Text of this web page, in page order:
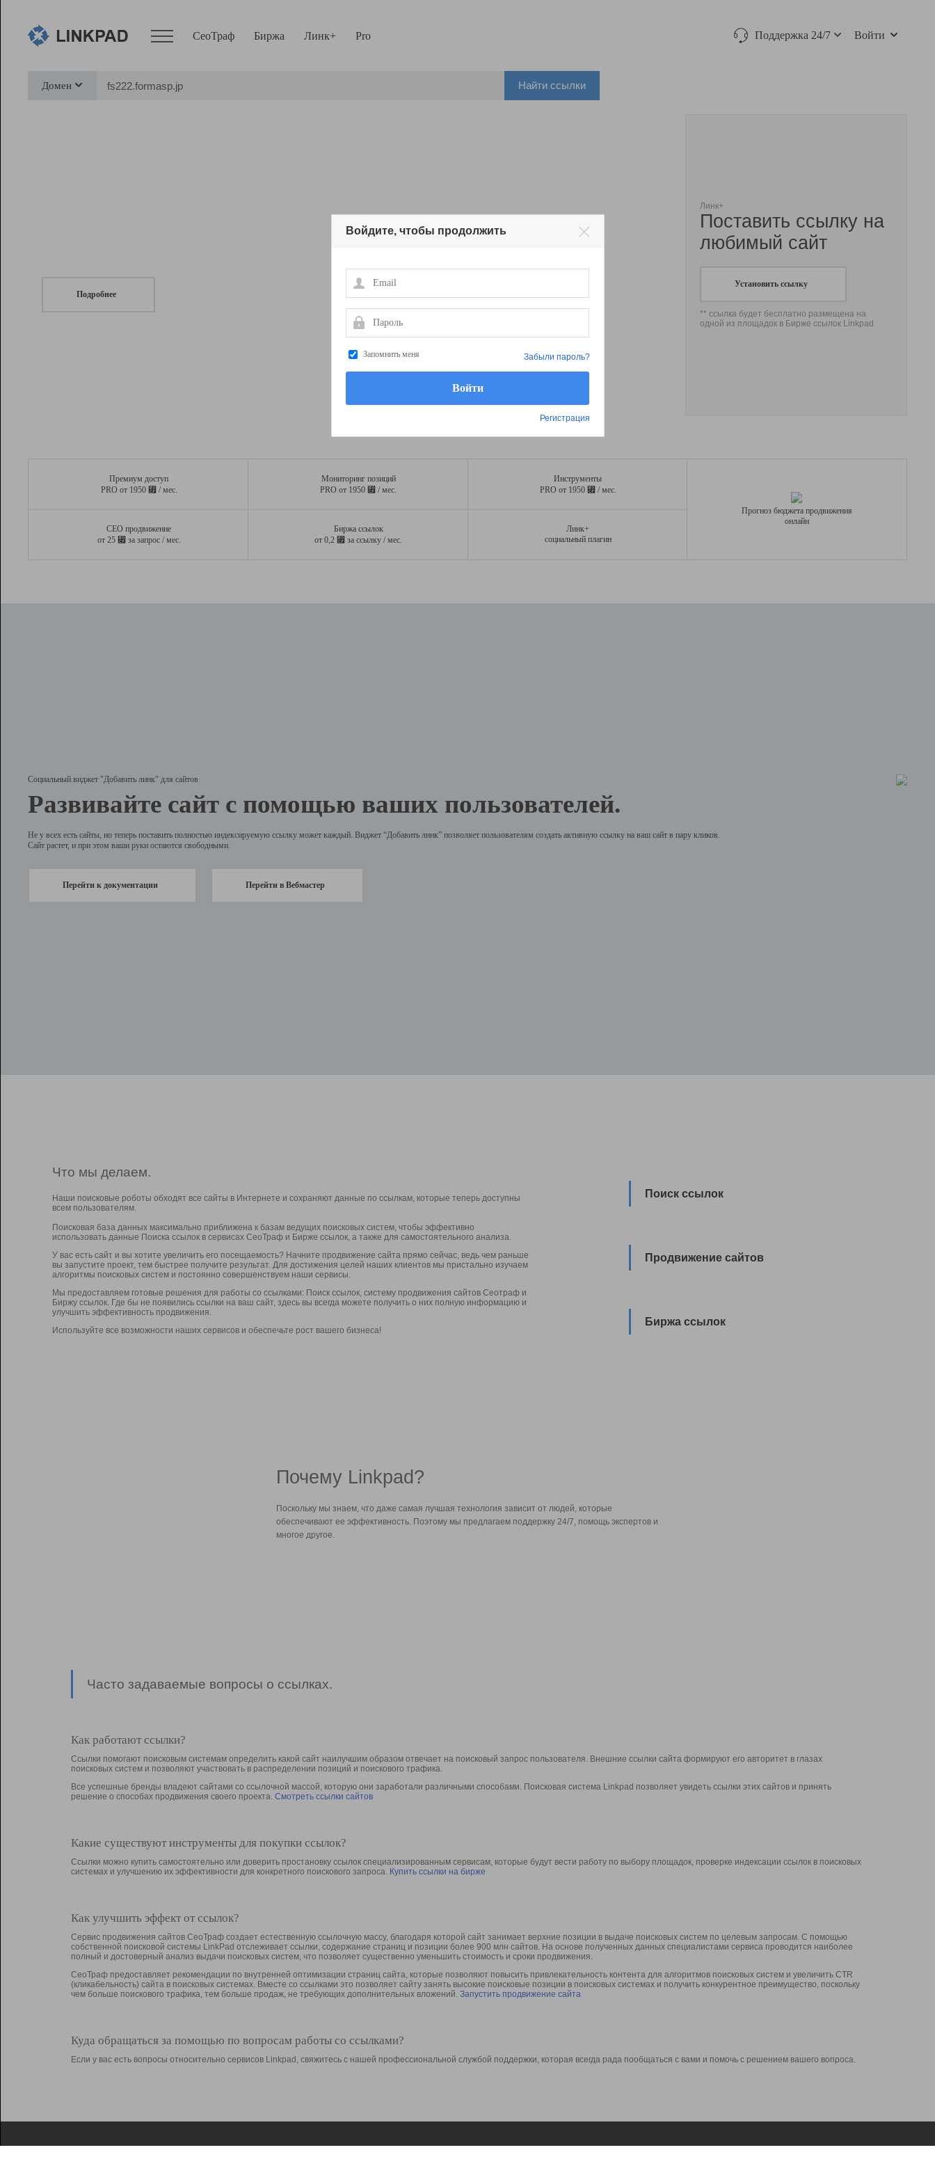
СеоТраф Биржа Линк+ Pro Поддержка 24/7 Войти
Домен Найти ссылки
Подробнее
Линк+
Поставить ссылку на
любимый сайт
Установить ссылку
** ссылка будет бесплатно размещена на
одной из площадок в Бирже ссылок Linkpad
Премиум доступ
PRO от 1950 ⃏ / мес.
Мониторинг позиций
PRO от 1950 ⃏ / мес.
Инструменты
PRO от 1950 ⃏ / мес.
СЕО продвижение
от 25 ⃏ за запрос / мес.
Биржа ссылок
от 0,2 ⃏ за ссылку / мес.
Линк+
социальный плагин
Прогноз бюджета продвижения
онлайн
Социальный виджет "Добавить линк" для сайтов
Развивайте сайт с помощью ваших пользователей.
Не у всех есть сайты, но теперь поставить полностью индексируемую ссылку может каждый. Виджет “Добавить линк” позволяет пользователям создать активную ссылку на ваш сайт в пару кликов.
Сайт растет, и при этом ваши руки остаются свободными.
Перейти к документации Перейти в Вебмастер
Что мы делаем.
Наши поисковые роботы обходят все сайты в Интернете и сохраняют данные по ссылкам, которые теперь доступны
всем пользователям.
Поисковая база данных максимально приближена к базам ведущих поисковых систем, чтобы эффективно
использовать данные Поиска ссылок в сервисах СеоТраф и Бирже ссылок, а также для самостоятельного анализа.
У вас есть сайт и вы хотите увеличить его посещаемость? Начните продвижение сайта прямо сейчас, ведь чем раньше
вы запустите проект, тем быстрее получите результат. Для достижения целей наших клиентов мы пристально изучаем
алгоритмы поисковых систем и постоянно совершенствуем наши сервисы.
Мы предоставляем готовые решения для работы со ссылками: Поиск ссылок, систему продвижения сайтов Сеотраф и
Биржу ссылок. Где бы не появились ссылки на ваш сайт, здесь вы всегда можете получить о них полную информацию и
улучшить эффективность продвижения.
Используйте все возможности наших сервисов и обеспечьте рост вашего бизнеса!
Поиск ссылок
Продвижение сайтов
Биржа ссылок
Почему Linkpad?
Поскольку мы знаем, что даже самая лучшая технология зависит от людей, которые
обеспечивают ее эффективность. Поэтому мы предлагаем поддержку 24/7, помощь экспертов и
многое другое.
Часто задаваемые вопросы о ссылках.
Как работают ссылки?
Ссылки помогают поисковым системам определить какой сайт наилучшим образом отвечает на поисковый запрос пользователя. Внешние ссылки сайта формируют его авторитет в глазах
поисковых систем и позволяют участвовать в раcпределении позиций и поискового трафика.
Все успешные бренды владеют сайтами со ссылочной массой, которую они заработали различными способами. Поисковая система Linkpad позволяет увидеть ссылки этих сайтов и принять
решение о способах продвижения своего проекта. Смотреть ссылки сайтов
Какие существуют инструменты для покупки ссылок?
Ссылки можно купить самостоятельно или доверить простановку ссылок специализированным сервисам, которые будут вести работу по выбору площадок, проверке индексации ссылок в поисковых
системах и улучшению их эффективности для конкретного поискового запроса. Купить ссылки на бирже
Как улучшить эффект от ссылок?
Сервис продвижения сайтов СеоТраф создает естественную ссылочную массу, благодаря которой сайт занимает верхние позиции в выдаче поисковых систем по целевым запросам. С помощью
собственной поисковой системы LinkPad отслеживает ссылки, содержание страниц и позиции более 900 млн сайтов. На основе полученных данных специалистами сервиса проводится наиболее
полный и достоверный анализ выдачи поисковых систем, что позволяет существенно уменьшить стоимость и сроки продвижения.
СеоТраф предоставляет рекомендации по внутренней оптимизации страниц сайта, которые позволяют повысить привлекательность контента для алгоритмов поисковых систем и увеличить CTR
(кликабельность) сайта в поисковых системах. Вместе со ссылками это позволяет сайту занять высокие поисковые позиции в поисковых системах и получить конкурентное преимущество, поскольку
чем больше поискового трафика, тем больше продаж, не требующих дополнительных вложений. Запустить продвижение сайта
Куда обращаться за помощью по вопросам работы со ссылками?
Если у вас есть вопросы относительно сервисов Linkpad, свяжитесь с нашей профессиональной службой поддержки, которая всегда рада пообщаться с вами и помочь с решением вашего вопроса.
Войдите, чтобы продолжить
Email
Пароль
Запомнить меня
Регистрация
Забыли пароль?